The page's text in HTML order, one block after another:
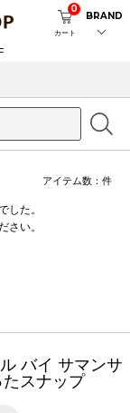
カート
0
BRAND
アイテム数： 件
した。
さい。
バイ サマンサ
スナップ